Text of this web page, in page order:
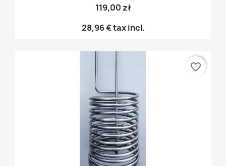
119,00 zł
28,96 €tax incl.
favorite_border